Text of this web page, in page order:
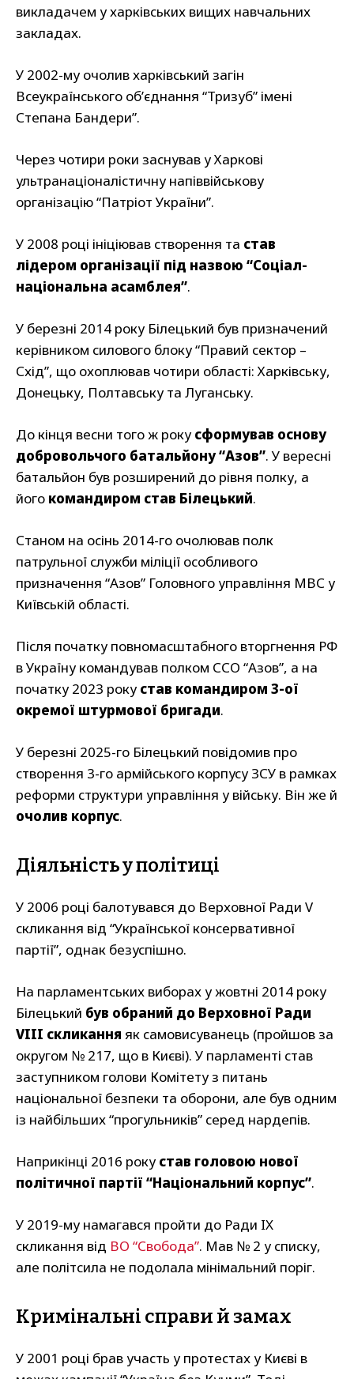
викладачем у харківських вищих навчальних
закладах.
У 2002-му очолив харківський загін
Всеукраїнського об’єднання “Тризуб” імені
Степана Бандери”.
Через чотири роки заснував у Харкові
ультранаціоналістичну напіввійськову
організацію “Патріот України”.
У 2008 році ініціював створення та став
лідером організації під назвою “Соціал-
національна асамблея”.
У березні 2014 року Білецький був призначений
керівником силового блоку “Правий сектор –
Схід”, що охоплював чотири області: Харківську,
Донецьку, Полтавську та Луганську.
До кінця весни того ж року сформував основу
добровольчого батальйону “Азов”. У вересні
батальйон був розширений до рівня полку, а
його командиром став Білецький.
Станом на осінь 2014-го очолював полк
патрульної служби міліції особливого
призначення “Азов” Головного управління МВС у
Київській області.
Після початку повномасштабного вторгнення РФ
в Україну командував полком ССО “Азов”, а на
початку 2023 року став командиром 3-ої
окремої штурмової бригади.
У березні 2025-го Білецький повідомив про
створення 3-го армійського корпусу ЗСУ в рамках
реформи структури управління у війську. Він же й
очолив корпус.
Діяльність у політиці
У 2006 році балотувався до Верховної Ради V
скликання від “Української консервативної
партії”, однак безуспішно.
На парламентських виборах у жовтні 2014 року
Білецький був обраний до Верховної Ради
VIII скликання як самовисуванець (пройшов за
округом № 217, що в Києві). У парламенті став
заступником голови Комітету з питань
національної безпеки та оборони, але був одним
із найбільших “прогульників” серед нардепів.
Наприкінці 2016 року став головою нової
політичної партії “Національний корпус”.
У 2019-му намагався пройти до Ради IX
скликання від ВО “Свобода”. Мав № 2 у списку,
але політсила не подолала мінімальний поріг.
Кримінальні справи й замах
У 2001 році брав участь у протестах у Києві в